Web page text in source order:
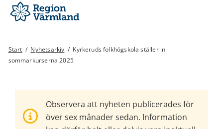
Start / Nyhetsarkiv / Kyrkeruds folkhögskola ställer in
sommarkurserna 2025
Observera att nyheten publicerades för
över sex månader sedan. Information